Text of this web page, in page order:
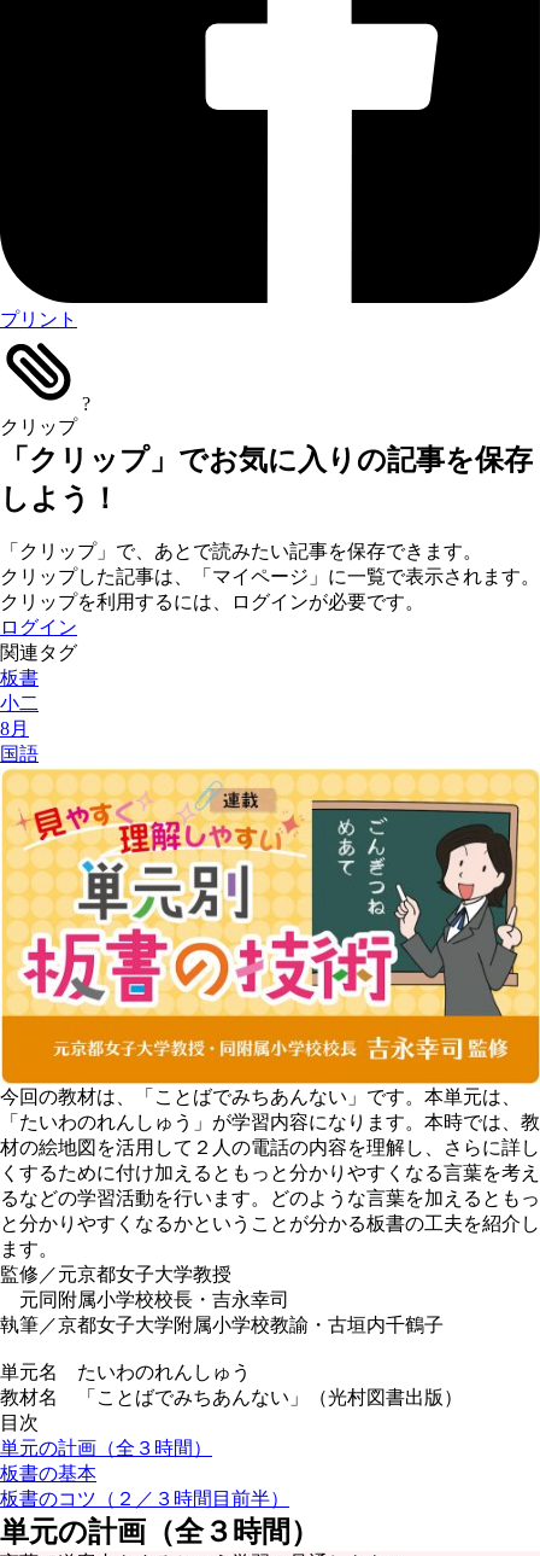
プリント
クリップ
?
「クリップ」でお気に入りの記事を保存
しよう！
「クリップ」で、あとで読みたい記事を保存できます。
クリップした記事は、「マイページ」に一覧で表示されます。
クリップを利用するには、ログインが必要です。
ログイン
関連タグ
板書
小二
8月
国語
今回の教材は、「ことばでみちあんない」です。本単元は、
「たいわのれんしゅう」が学習内容になります。本時では、教
材の絵地図を活用して２人の電話の内容を理解し、さらに詳し
くするために付け加えるともっと分かりやすくなる言葉を考え
るなどの学習活動を行います。どのような言葉を加えるともっ
と分かりやすくなるかということが分かる板書の工夫を紹介し
ます。
監修／元京都女子大学教授
元同附属小学校校長・吉永幸司
執筆／京都女子大学附属小学校教諭・古垣内千鶴子
単元名 たいわのれんしゅう
教材名 「ことばでみちあんない」（光村図書出版）
目次
単元の計画（全３時間）
板書の基本
板書のコツ（２／３時間目前半）
単元の計画（全３時間）